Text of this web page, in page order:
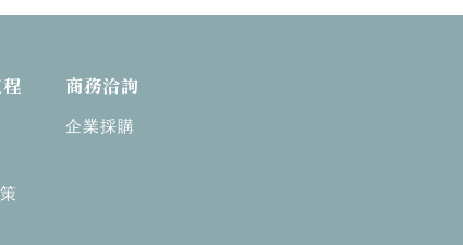
商務洽詢
企業採購